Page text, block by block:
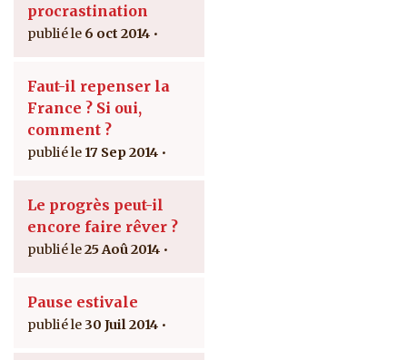
procrastination
6 oct 2014
Faut-il repenser la
France ? Si oui,
comment ?
17 Sep 2014
Le progrès peut-il
encore faire rêver ?
25 Aoû 2014
Pause estivale
30 Juil 2014